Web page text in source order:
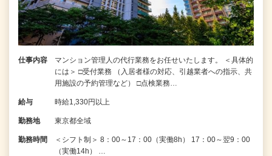
仕事内容
マンション管理人の代行業務をお任せいたします。 ＜具体的
には＞ □受付業務 （入居者様の対応、引越業者への指示、共
用施設の予約管理など） □点検業務…
給与 時給1,330円以上
勤務地 東京都全域
勤務時間
＜シフト制＞ 8：00～17：00（実働8h） 17：00～翌9：00
（実働14h） …